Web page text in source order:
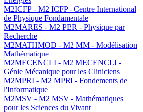
M2ICFP - M2 ICFP - Centre International
de Physique Fondamentale
M2MARES - M2 PBR - Physique par
Recherche
M2MATHMOD - M2 MM - Modélisation
Mathématique
M2MECENCLI - M2 MECENCLI -
Génie Mécanique pour les Cliniciens
M2MPRI - M2 MPRI - Fondements de
l'Informatique
M2MSV - M2 MSV - Mathématiques
pour les Sciences du Vivant